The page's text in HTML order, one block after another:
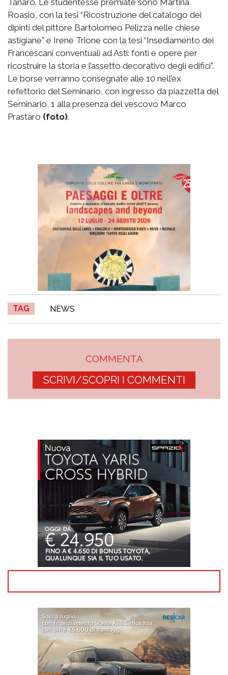
Roasio, con la tesi “Ricostruzione del catalogo dei
dipinti del pittore Bartolomeo Pelizza nelle chiese
astigiane” e Irene Trione con la tesi “Insediamento dei
Francescani conventuali ad Asti: fonti e opere per
ricostruire la storia e l’assetto decorativo degli edifici”.
Le borse verranno consegnate alle 10 nell’ex
refettorio del Seminario, con ingresso da piazzetta del
Seminario, 1 alla presenza del vescovo Marco
Prastaro (foto).
TAG NEWS
COMMENTA
SCRIVI/SCOPRI I COMMENTI